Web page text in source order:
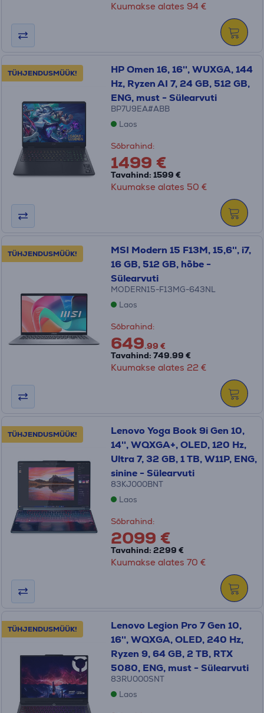
Kuumakse alates 94 €
TÜHJENDUSMÜÜK!
HP Omen 16, 16'', WUXGA, 144
Hz, Ryzen AI 7, 24 GB, 512 GB,
ENG, must - Sülearvuti
BP7U9EA#ABB
Laos
Sõbrahind:
1499 €
Tavahind: 1599 €
Kuumakse alates 50 €
TÜHJENDUSMÜÜK!
MSI Modern 15 F13M, 15,6'', i7,
16 GB, 512 GB, hõbe -
Sülearvuti
MODERN15-F13MG-643NL
Laos
Sõbrahind:
649.99 €
Tavahind: 749.99 €
Kuumakse alates 22 €
TÜHJENDUSMÜÜK!
Lenovo Yoga Book 9i Gen 10,
14'', WQXGA+, OLED, 120 Hz,
Ultra 7, 32 GB, 1 TB, W11P, ENG,
sinine - Sülearvuti
83KJ000BNT
Laos
Sõbrahind:
2099 €
Tavahind: 2299 €
Kuumakse alates 70 €
TÜHJENDUSMÜÜK!
Lenovo Legion Pro 7 Gen 10,
16'', WQXGA, OLED, 240 Hz,
Ryzen 9, 64 GB, 2 TB, RTX
5080, ENG, must - Sülearvuti
83RU000SNT
Laos